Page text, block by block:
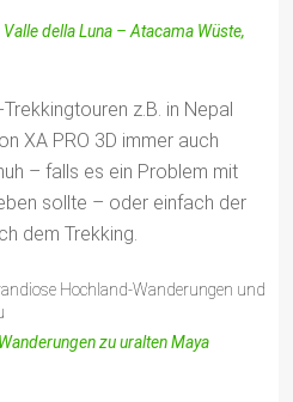
della Luna – Atacama Wüste,
z.B. in Nepal
XA PRO 3D immer auch
– falls es ein Problem mit
sollte – oder einfach der
dem Trekking.
zu uralten Maya